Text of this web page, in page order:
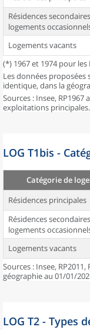
Résidences
logements
Logements vacants
(*) 1967 et 1974 pour les
Les données
identique, dans la
Sources : Insee, RP1967
exploitations principales.
LOG T1bis -
Catégorie de
Résidences principales
Résidences
logements
Logements vacants
Sources : Insee,
géographie au 01/01/
LOG T2 - Types